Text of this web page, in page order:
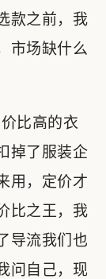
款之前，我
市场缺什么
比高的衣
掉了服装企
用，定价才
比之王，我
导流我们也
问自己，现